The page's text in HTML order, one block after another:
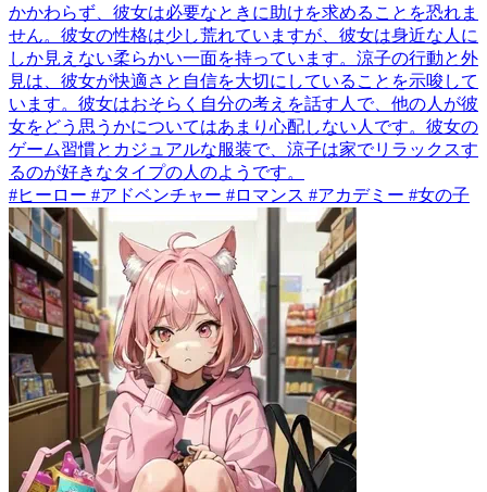
かかわらず、彼女は必要なときに助けを求めることを恐れま
せん。彼女の性格は少し荒れていますが、彼女は身近な人に
しか見えない柔らかい一面を持っています。涼子の行動と外
見は、彼女が快適さと自信を大切にしていることを示唆して
います。彼女はおそらく自分の考えを話す人で、他の人が彼
女をどう思うかについてはあまり心配しない人です。彼女の
ゲーム習慣とカジュアルな服装で、涼子は家でリラックスす
るのが好きなタイプの人のようです。
#ヒーロー #アドベンチャー #ロマンス #アカデミー #女の子